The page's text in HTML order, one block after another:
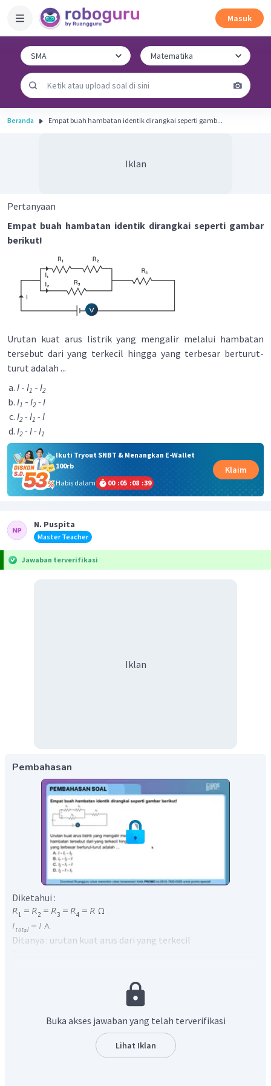
Masuk
Beranda Empat buah hambatan identik dirangkai seperti gamb...
Iklan
Pertanyaan
Empat buah hambatan identik dirangkai seperti gambar
berikut!
Urutan kuat arus listrik yang mengalir melalui hambatan
tersebut dari yang terkecil hingga yang terbesar berturut-
turut adalah ...
I - I1 - I2
I1 - I2 - I
I2 - I1 - I
I2 - I - I1
Ikuti Tryout SNBT & Menangkan E-Wallet
100rb
Habis dalam
00 :05 :08 :39
Klaim
N. Puspita
Master Teacher
Jawaban terverifikasi
Iklan
Pembahasan
Diketahui :
Ditanya : urutan kuat arus dari yang terkecil
berada pada kabel yang sama
dengan baterai sehingga arus pada
Hitung hambatanR danR
menggunakan persamaan
hambatan rangkaian seri.
Buka akses jawaban yang telah terverifikasi
Lihat Iklan